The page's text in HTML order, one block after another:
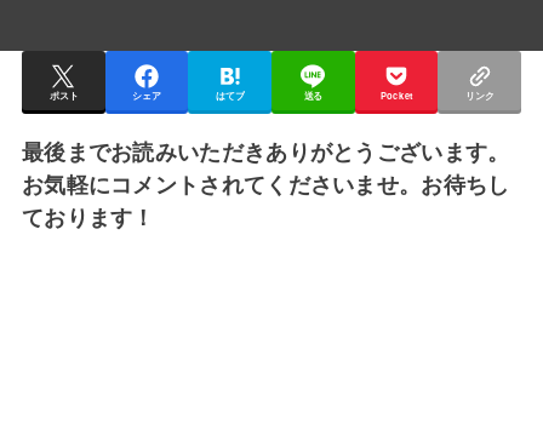
ポスト シェア はてブ 送る Pocket リンク
最後までお読みいただきありがとうございます。
お気軽にコメントされてくださいませ。お待ちし
ております！